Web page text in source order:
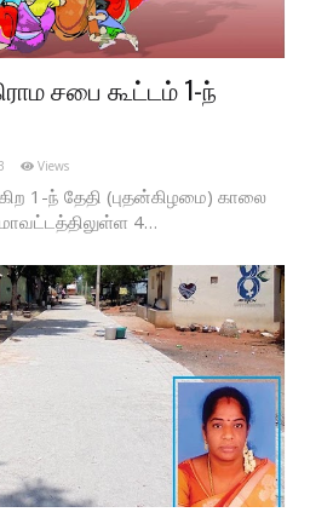
சபை கூட்டம் 1-ந்
Views
1-ந் தேதி (புதன்கிழமை) காலை
4…